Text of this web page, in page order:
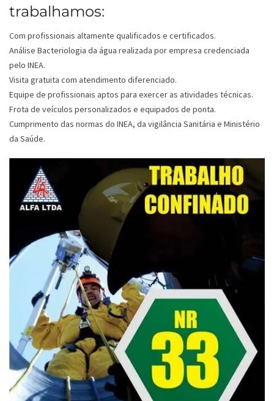
trabalhamos:
Com profissionais altamente qualificados e certificados.
Análise Bacteriologia da água realizada por empresa credenciada
pelo INEA.
Visita gratuita com atendimento diferenciado.
Equipe de profissionais aptos para exercer as atividades técnicas.
Frota de veículos personalizados e equipados de ponta.
Cumprimento das normas do INEA, da vigilância Sanitária e Ministério
da Saúde.